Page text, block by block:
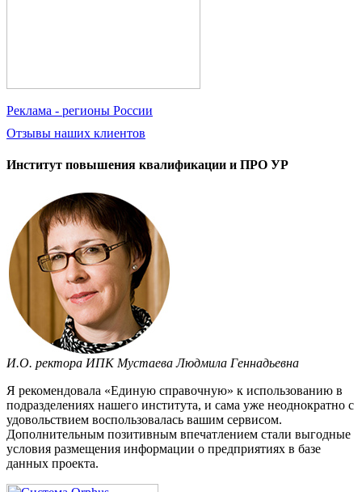
Реклама - регионы России
Отзывы наших клиентов
Институт повышения квалификации и ПРО УР
И.О. ректора ИПК Мустаева Людмила Геннадьевна
Я рекомендовала «Единую справочную» к использованию в
подразделениях нашего института, и сама уже неоднократно с
удовольствием воспользовалась вашим сервисом.
Дополнительным позитивным впечатлением стали выгодные
условия размещения информации о предприятиях в базе
данных проекта.